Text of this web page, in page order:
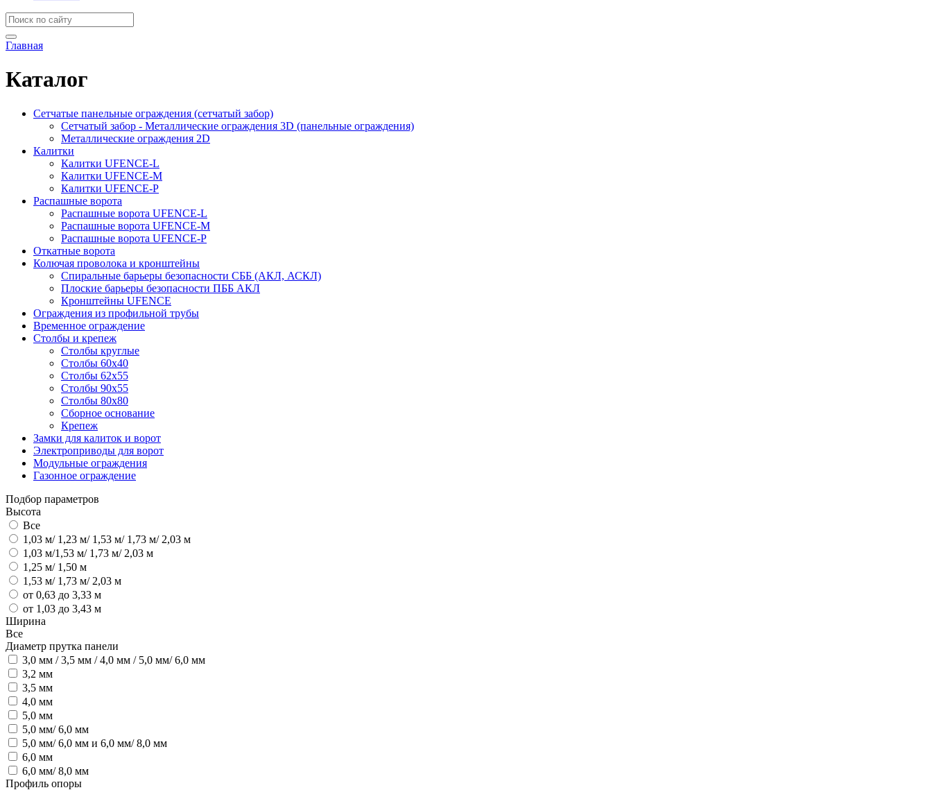
Главная
Каталог
Сетчатые панельные ограждения (сетчатый забор)
Сетчатый забор - Металлические ограждения 3D (панельные ограждения)
Металлические ограждения 2D
Калитки
Калитки UFENCE-L
Калитки UFENCE-M
Калитки UFENCE-P
Распашные ворота
Распашные ворота UFENCE-L
Распашные ворота UFENCE-M
Распашные ворота UFENCE-P
Откатные ворота
Колючая проволока и кронштейны
Спиральные барьеры безопасности СББ (АКЛ, АСКЛ)
Плоские барьеры безопасности ПББ АКЛ
Кронштейны UFENCE
Ограждения из профильной трубы
Временное ограждение
Столбы и крепеж
Столбы круглые
Столбы 60х40
Столбы 62х55
Столбы 90х55
Столбы 80х80
Сборное основание
Крепеж
Замки для калиток и ворот
Электроприводы для ворот
Модульные ограждения
Газонное ограждение
Подбор параметров
Высота
Все
1,03 м/ 1,23 м/ 1,53 м/ 1,73 м/ 2,03 м
1,03 м/1,53 м/ 1,73 м/ 2,03 м
1,25 м/ 1,50 м
1,53 м/ 1,73 м/ 2,03 м
от 0,63 до 3,33 м
от 1,03 до 3,43 м
Ширина
Все
Диаметр прутка панели
3,0 мм / 3,5 мм / 4,0 мм / 5,0 мм/ 6,0 мм
3,2 мм
3,5 мм
4,0 мм
5,0 мм
5,0 мм/ 6,0 мм
5,0 мм/ 6,0 мм и 6,0 мм/ 8,0 мм
6,0 мм
6,0 мм/ 8,0 мм
Профиль опоры